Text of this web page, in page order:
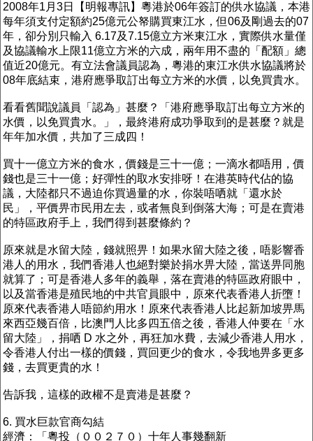
2008年1月3日【明報專訊】粵港於06年簽訂的供水協議，本港
每年須支付定額約25億元公帑購買東江水，但06及剛過去的07
年，卻分別只輸入 6.17及7.15億立方米東江水，實際供水量僅
及協議輸水上限11億立方米的六成，兩年用不盡的「配額」總
值近20億元。有立法會議員認為，粵港的東江水供水協議將於
08年底結束，港府應爭取訂出每立方米的水價，以免買貴水。
看看舊聞說議員「認為」甚麼？「港府應爭取訂出每立方米的
水價，以免買貴水。」，最終港府成功爭取到的是甚麼？就是
年年加水價，共加了三成四！
買十一億立方米的食水，價錢是三十一億；一滴水都唔用，價
錢也是三十一億；好彈性的取水安排呀！在港英時代佔的協
議，大陸都只不過迫你買過量的水，你裝唔哂就「還水於
民」，平價畀市民用左去，或者無良到倒落大海；可是在賣港
的特區政府手上，我們得到甚麼條約？
原來就是水留大陸，錢就照畀！如果水留大陸之後，唔影響香
港人的用水，我們香港人也絕對樂於捐水畀大陸，當送畀同胞
就算了；可是香港人多年的義舉，落在賣港的特區政府眼中，
以及當香港是殖民地的中共官員眼中，原來代表香港人折墮！
原來代表香港人唔節約用水！原來代表香港人比起新加坡畀馬
來西亞幾百倍，比澳門人比多四五倍之後，香港人仲要在「水
留大陸」，捐哂 D 水之外，再狂加水費，去減少香港人用水，
令香港人付出一樣的價錢，買回更少的食水，令我地畀多更多
錢，去買更貴的水！
告訴我，這樣的政權不是賣港是甚麼？
6. 買水巨款官商勾結
經濟：「粵投（００２７０）十年人事幾翻新